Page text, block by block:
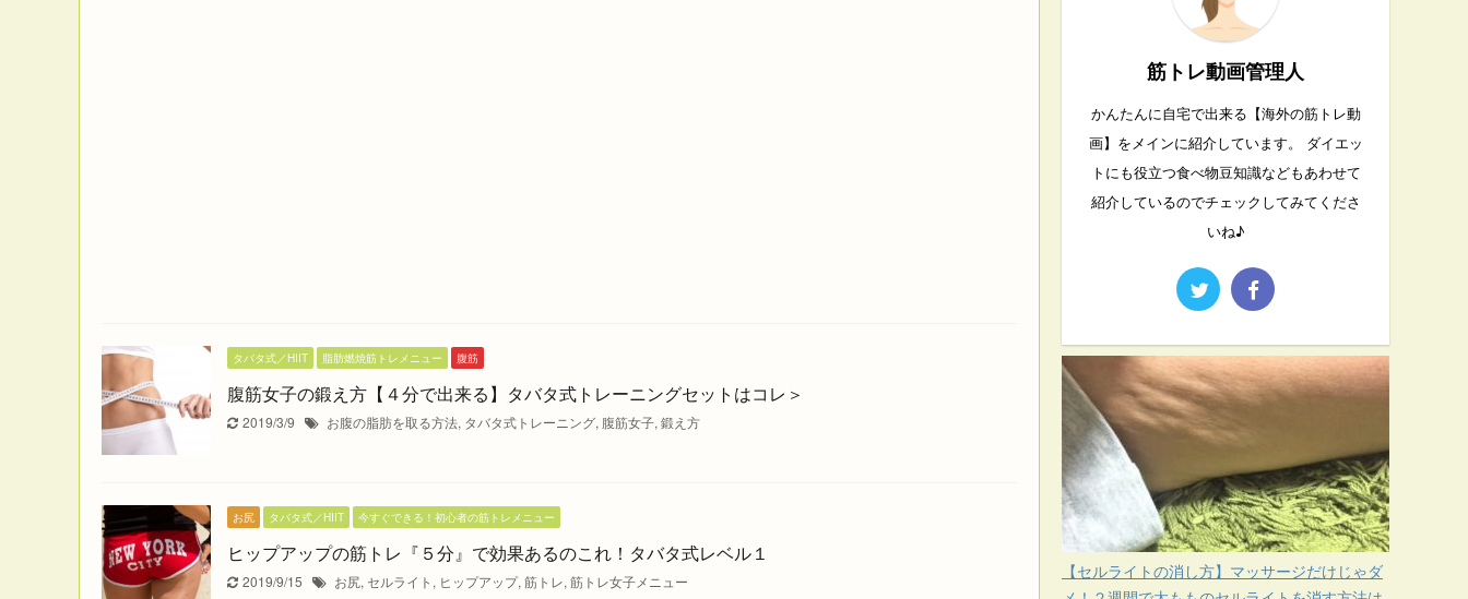
タバタ式／HIIT 脂肪燃焼筋トレメニュー 腹筋
腹筋女子の鍛え方【４分で出来る】タバタ式トレーニングセットはコレ＞
2019/3/9 お腹の脂肪を取る方法, タバタ式トレーニング, 腹筋女子, 鍛え方
お尻 タバタ式／HIIT 今すぐできる！初心者の筋トレメニュー
ヒップアップの筋トレ『５分』で効果あるのこれ！タバタ式レベル１
2019/9/15 お尻, セルライト , ヒップアップ, 筋トレ, 筋トレ女子メニュー
筋トレ動画管理人
かんたんに自宅で出来る【海外の筋トレ動
画】をメインに紹介しています。 ダイエッ
トにも役立つ食べ物豆知識などもあわせて
紹介しているのでチェックしてみてくださ
いね♪
【セルライトの消し方】マッサージだけじゃダ